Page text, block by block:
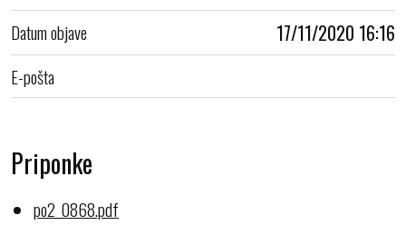
Datum objave 17/11/2020 16:16
E-pošta
Priponke
po2_0868.pdf